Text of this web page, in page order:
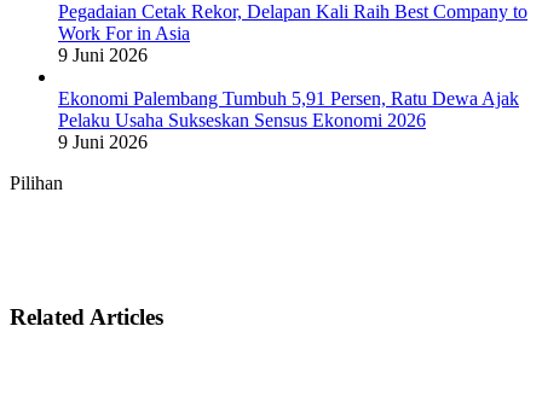
Pegadaian Cetak Rekor, Delapan Kali Raih Best Company to
Work For in Asia
9 Juni 2026
Ekonomi Palembang Tumbuh 5,91 Persen, Ratu Dewa Ajak
Pelaku Usaha Sukseskan Sensus Ekonomi 2026
9 Juni 2026
Pilihan
Related Articles